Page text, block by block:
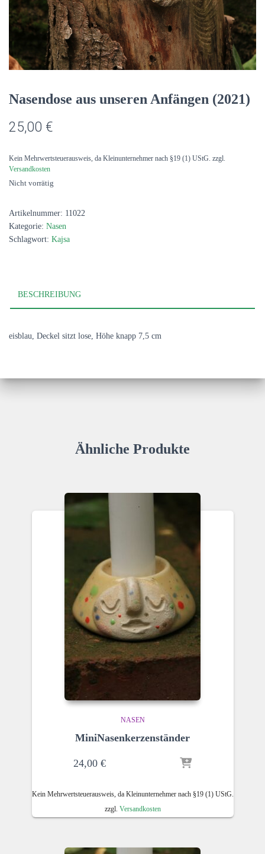
Nasendose aus unseren Anfängen (2021)
25,00 €
Kein Mehrwertsteuerausweis, da Kleinunternehmer nach §19 (1) UStG. zzgl.
Versandkosten
Nicht vorrätig
Artikelnummer: 11022
Kategorie: Nasen
Schlagwort: Kajsa
BESCHREIBUNG
eisblau, Deckel sitzt lose, Höhe knapp 7,5 cm
Ähnliche Produkte
NASEN
MiniNasenkerzenständer
24,00 €
Kein Mehrwertsteuerausweis, da Kleinunternehmer nach §19 (1) UStG.
zzgl. Versandkosten